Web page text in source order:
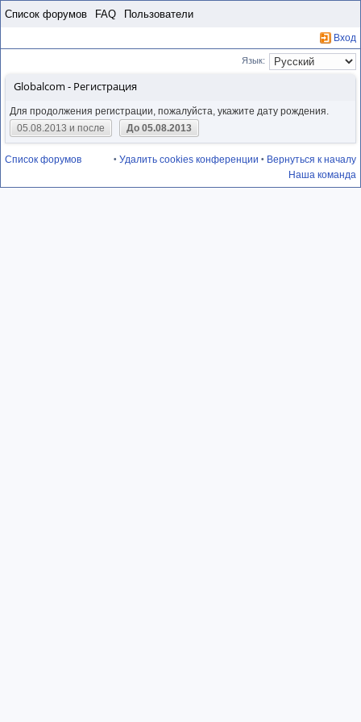
Список форумов FAQ Пользователи
Вход
Язык:
Globalcom - Регистрация
Для продолжения регистрации, пожалуйста, укажите дату рождения.
05.08.2013 и после
До 05.08.2013
Список форумов • Вернуться к началу
• Удалить cookies конференции
Наша команда